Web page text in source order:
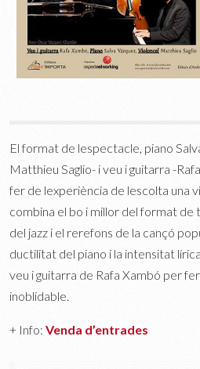
El format de lespectacle, piano
Matthieu Saglio- i veu i guitarra -
fer de lexperiència de lescolta una
combina el bo i millor del format de
del jazz i el rerefons de la cançó
ductilitat del piano i la intensitat
veu i guitarra de Rafa Xambó per
inoblidable.
+ Info: Venda d’entrades